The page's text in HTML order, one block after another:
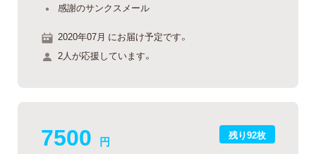
感謝のサンクスメール
2020年07月 にお届け予定です。
2人が応援しています。
残り92枚
7500 円